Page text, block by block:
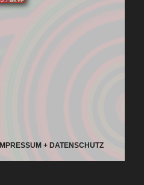
IMPRESSUM + DATENSCHUTZ